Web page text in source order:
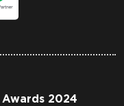
2024